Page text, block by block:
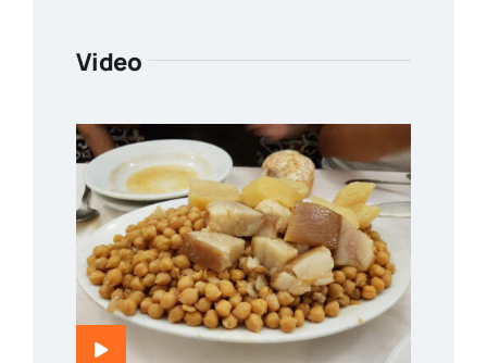
Video